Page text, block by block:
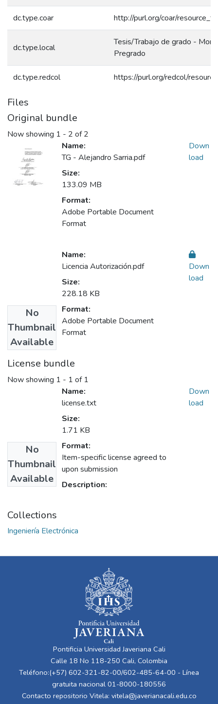
dc.type.coar http://purl.org/coar/
dc.type.local
Tesis/Trabajo de grado -
Pregrado
dc.type.redcol https://purl.org/redcol/
Files
Original bundle
Now showing 1 - 2 of 2
Name:
TG - Alejandro Sarria.pdf
Size:
133.09 MB
Format:
Adobe Portable Document
Format
Down
load
No
Thumbnail
Available
Name:
Licencia Autorización.pdf
Size:
228.18 KB
Format:
Adobe Portable Document
Format
Down
load
License bundle
Now showing 1 - 1 of 1
No
Thumbnail
Available
Name:
license.txt
Size:
1.71 KB
Format:
Item-specific license agreed to
upon submission
Description:
Down
load
Collections
Ingeniería Electrónica
Pontificia Universidad Javeriana Cali
Calle 18 No 118-250 Cali, Colombia
Teléfono:(+57) 602-321-82-00/602-485-64-00 - Línea
gratuita nacional 01-8000-180556
Contacto repositorio Vitela: vitela@javerianacali.edu.co